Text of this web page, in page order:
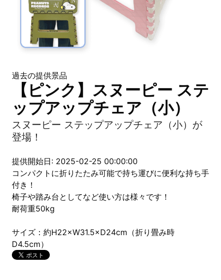
過去の提供景品
【ピンク】スヌーピー ステ
ップアップチェア（小）
スヌーピー ステップアップチェア（小）が
登場！
提供開始日: 2025-02-25 00:00:00
コンパクトに折りたたみ可能で持ち運びに便利な持ち手
付き！
椅子や踏み台としてなど使い方は様々です！
耐荷重50kg
サイズ：約H22×W31.5×D24cm（折り畳み時
D4.5cm）